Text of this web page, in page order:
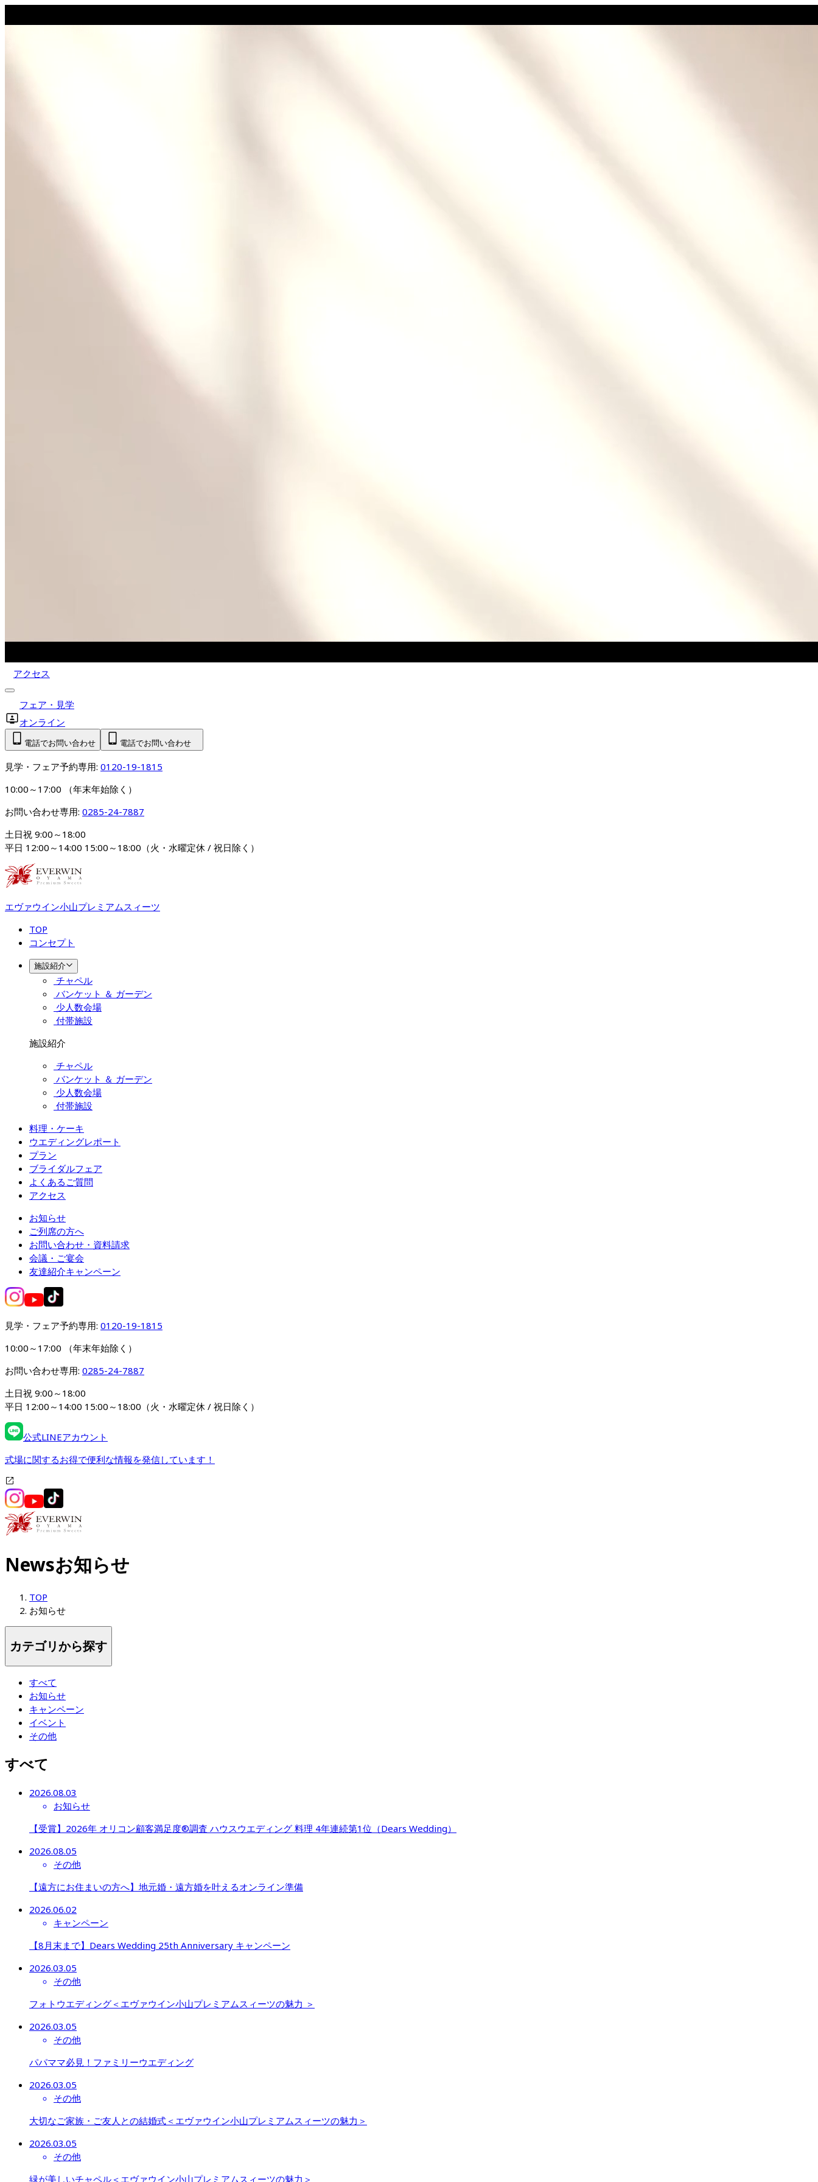
アクセス
フェア・見学
オンライン
電話でお問い合わせ 電話でお問い合わせ
見学・フェア予約専用: 0120-19-1815
10:00～17:00 （年末年始除く）
お問い合わせ専用: 0285-24-7887
土日祝 9:00～18:00
平日 12:00～14:00 15:00～18:00（火・水曜定休 / 祝日除く）
エヴァウイン小山プレミアムスィーツ
TOP
コンセプト
施設紹介
チャペル
バンケット ＆ ガーデン
少人数会場
付帯施設
施設紹介
チャペル
バンケット ＆ ガーデン
少人数会場
付帯施設
料理・ケーキ
ウエディングレポート
プラン
ブライダルフェア
よくあるご質問
アクセス
お知らせ
ご列席の方へ
お問い合わせ・資料請求
会議・ご宴会
友達紹介キャンペーン
見学・フェア予約専用: 0120-19-1815
10:00～17:00 （年末年始除く）
お問い合わせ専用: 0285-24-7887
土日祝 9:00～18:00
平日 12:00～14:00 15:00～18:00（火・水曜定休 / 祝日除く）
公式LINEアカウント
式場に関するお得で便利な情報を発信しています！
Newsお知らせ
TOP
お知らせ
カテゴリから探す
すべて
お知らせ
キャンペーン
イベント
その他
すべて
2026.08.03
お知らせ
【受賞】2026年 オリコン顧客満足度®調査 ハウスウエディング 料理 4年連続第1位（Dears Wedding）
2026.08.05
その他
【遠方にお住まいの方へ】地元婚・遠方婚を叶えるオンライン準備
2026.06.02
キャンペーン
【8月末まで】Dears Wedding 25th Anniversary キャンペーン
2026.03.05
その他
フォトウエディング＜エヴァウイン小山プレミアムスィーツの魅力 ＞
2026.03.05
その他
パパママ必見！ファミリーウエディング
2026.03.05
その他
大切なご家族・ご友人との結婚式＜エヴァウイン小山プレミアムスィーツの魅力＞
2026.03.05
その他
緑が美しいチャペル＜エヴァウイン小山プレミアムスィーツの魅力＞